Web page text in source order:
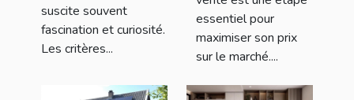
suscite souvent
fascination et curiosité.
Les critères...
avant la vente
essentiel pour
maximiser son prix
sur le marché....